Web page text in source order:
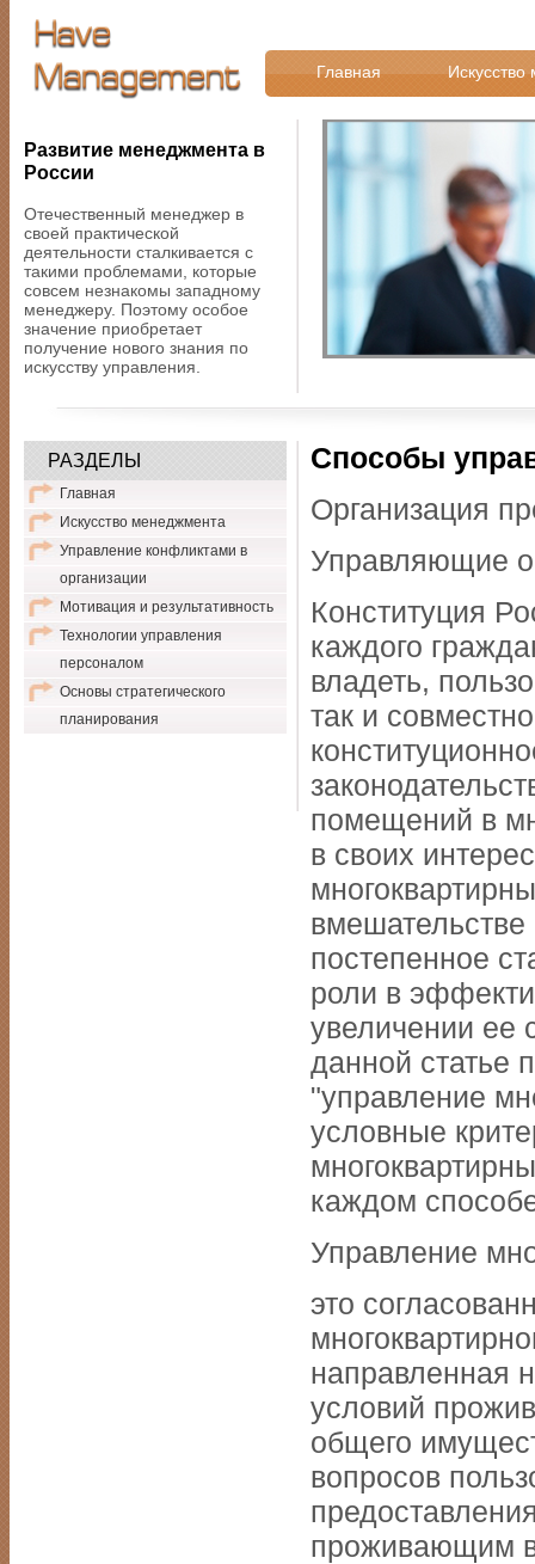
Главная
Развитие менеджмента в
России
Отечественный менеджер в
своей практической
деятельности сталкивается с
такими проблемами, которые
совсем незнакомы западному
менеджеру. Поэтому особое
значение приобретает
получение нового знания по
искусству управления.
РАЗДЕЛЫ
Главная
Искусство менеджмента
Управление конфликтами в
организации
Мотивация и результативность
Технологии управления
персоналом
Основы стратегического
планирования
Способы
Организация
Управляющие
Конституция
каждого
владеть,
так и
помещений в
в своих
вмешательстве
постепенное
роли в
увеличении ее
данной статье
"управление
условные
каждом
Управление
это
направленная
условий
общего
вопросов
проживающим